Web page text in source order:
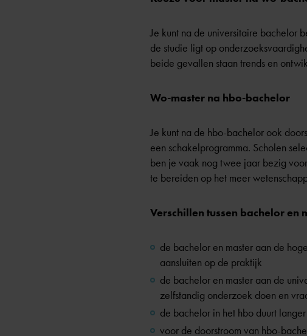
Je kunt na de universitaire bachelor
de studie ligt op
beide gevallen staan trends en
Wo-master na hbo-bachelor
Je kunt na de hbo-bachelor ook
een schakelprogramma. Scholen
ben je vaak nog twee jaar bezig
te bereiden op het meer
Verschillen tussen bachelor en
de bachelor en master aan de
aansluiten op de praktijk
de bachelor en master aan de
zelfstandig onderzoek doen en
de bachelor in het hbo duurt
voor de doorstroom van hbo-